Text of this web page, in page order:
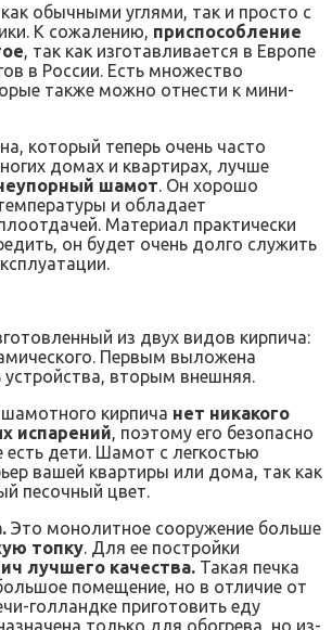
обычными углями, так и просто с
К сожалению, приспособление
, так как изготавливается в Европе
в России. Есть множество
также можно отнести к мини-
который теперь очень часто
домах и квартирах, лучше
шамот . Он хорошо
и обладает
Материал практически
он будет очень долго служить
из двух видов кирпича:
Первым выложена
устройства, вторым внешняя.
кирпича нет никакого
испарений , поэтому его безопасно
есть дети. Шамот с легкостью
вашей квартиры или дома, так как
песочный цвет.
Это монолитное сооружение больше
топку . Для ее постройки
лучшего качества. Такая печка
помещение, но в отличие от
голландке приготовить еду
только для обогрева, но из-